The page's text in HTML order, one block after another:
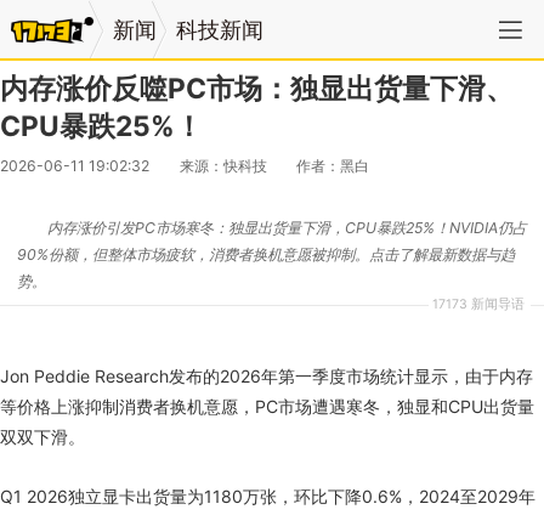
新闻 科技新闻
内存涨价反噬PC市场：独显出货量下滑、
CPU暴跌25%！
2026-06-11 19:02:32 来源：快科技 作者：黑白
17173 新闻导语
内存涨价引发PC市场寒冬：独显出货量下滑，CPU暴跌25%！NVIDIA仍占
90%份额，但整体市场疲软，消费者换机意愿被抑制。点击了解最新数据与趋
势。
Jon Peddie Research发布的2026年第一季度市场统计显示，由于内存
等价格上涨抑制消费者换机意愿，PC市场遭遇寒冬，独显和CPU出货量
双双下滑。
Q1 2026独立显卡出货量为1180万张，环比下降0.6%，2024至2029年